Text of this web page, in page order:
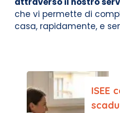
che vi permette di
casa, rapidamente, e
ISEE